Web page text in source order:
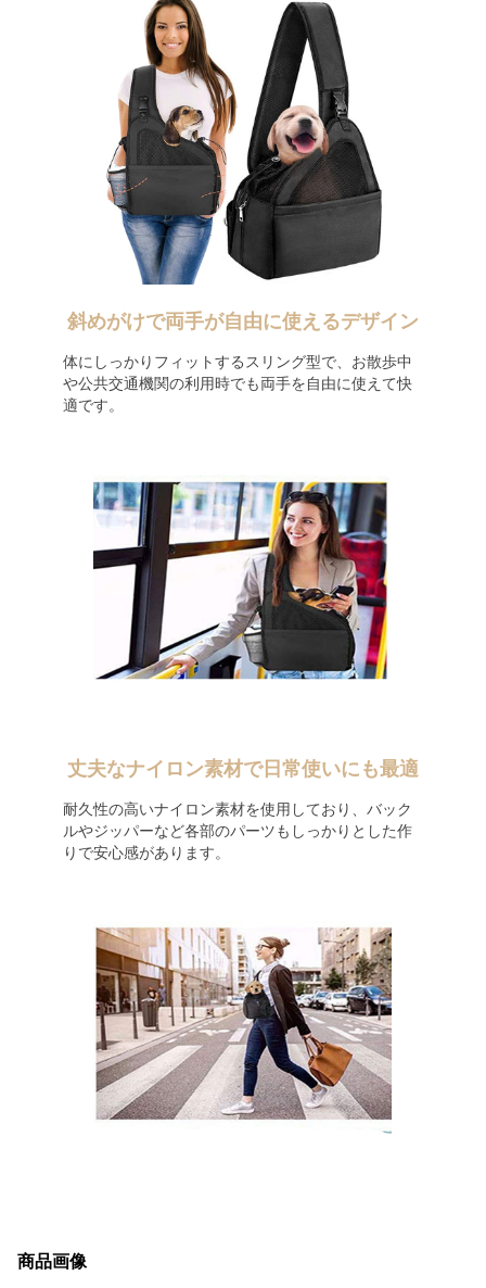
斜めがけで両手が自由に使えるデザイン
体にしっかりフィットするスリング型で、お散歩中
や公共交通機関の利用時でも両手を自由に使えて快
適です。
丈夫なナイロン素材で日常使いにも最適
耐久性の高いナイロン素材を使用しており、バック
ルやジッパーなど各部のパーツもしっかりとした作
りで安心感があります。
商品画像